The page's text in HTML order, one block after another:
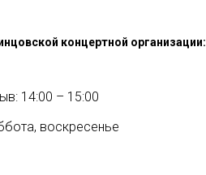
концертной организации:
14:00 – 15:00
воскресенье